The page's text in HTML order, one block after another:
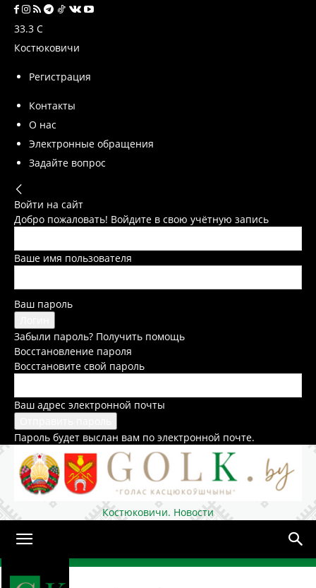
33.3 C
Костюковичи
Регистрация
Контакты
О нас
Электронные обращения
Задайте вопрос
Войти на сайт
Добро пожаловать! Войдите в свою учётную запись
Ваше имя пользователя
Ваш пароль
Забыли пароль? Получить помощь
Восстановление пароля
Восстановите свой пароль
Ваш адрес электронной почты
Пароль будет выслан вам по электронной почте.
Костюковичи. Новости
Домой